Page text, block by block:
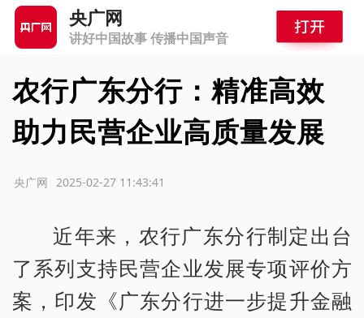
央广网
讲好中国故事 传播中国声音
农行广东分行：精准高效
助力民营企业高质量发展
2025-02-27 11:43:41
央广网
近年来，农行广东分行制定出台
了系列支持民营企业发展专项评价方
案，印发《广东分行进一步提升金融